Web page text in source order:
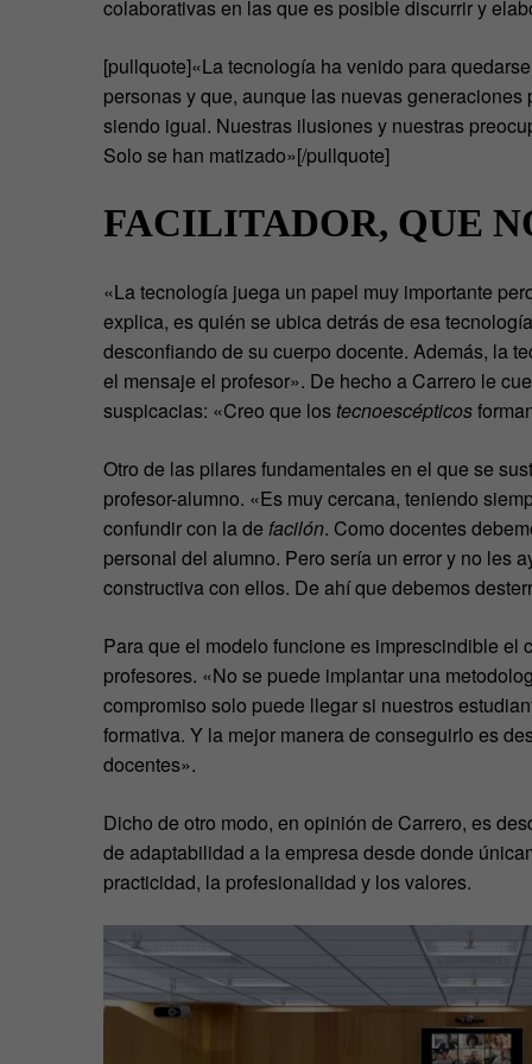
colaborativas en las que es posible discurrir y
[pullquote]«La tecnología ha venido para
personas y que, aunque las nuevas
siendo igual. Nuestras ilusiones y nuestras
Solo se han matizado»[/pullquote]
FACILITADOR, QUE
«La tecnología juega un papel muy importante
explica, es quién se ubica detrás de esa
desconfiando de su cuerpo docente. Además, la
el mensaje el profesor». De hecho a Carrero le
suspicacias: «Creo que los tecnoescépticos
Otro de las pilares fundamentales en el que se
profesor-alumno. «Es muy cercana, teniendo
confundir con la de facilón. Como docentes
personal del alumno. Pero sería un error y no les
constructiva con ellos. De ahí que debemos
Para que el modelo funcione es imprescindible el
profesores. «No se puede implantar una
compromiso solo puede llegar si nuestros
formativa. Y la mejor manera de conseguirlo es
docentes».
Dicho de otro modo, en opinión de Carrero, es
de adaptabilidad a la empresa desde donde
practicidad, la profesionalidad y los valores.